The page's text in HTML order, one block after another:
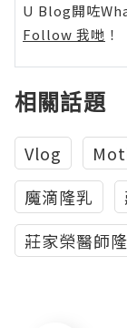
U Blog開咗
Follow 我哋 ！
相關話題
Vlog
魔滴隆乳
莊家榮醫師